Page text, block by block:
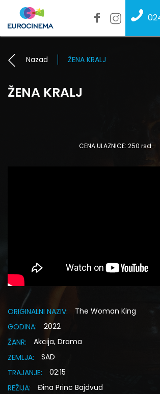
Nazad ŽENA KRALJ
ŽENA KRALJ
CENA ULAZNICE: 250 rsd
ORIGINALNI NAZIV:
The Woman King
GODINA:
2022
ŽANR:
Akcija, Drama
ZEMLJA:
SAD
TRAJANJE:
02:15
REŽIJA:
Đina Princ Bajdvud